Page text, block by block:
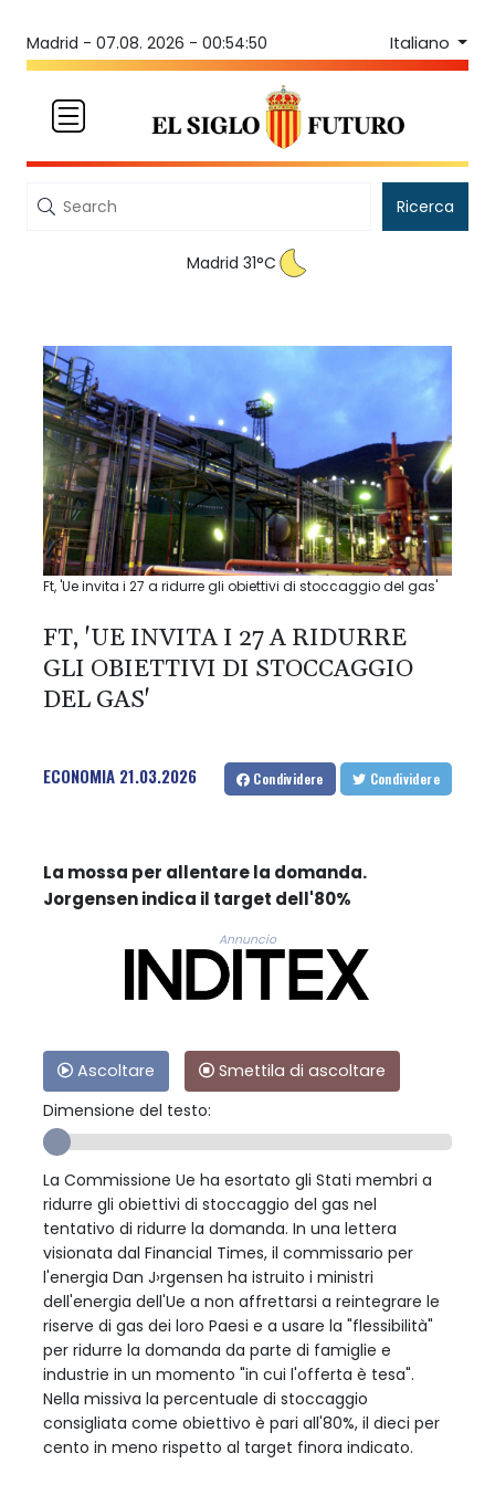
Madrid - 07.08. 2026 - 00:54:50 Italiano
Ricerca
Madrid 31°C
Ft, 'Ue invita i 27 a ridurre gli obiettivi di stoccaggio del gas'
FT, 'UE INVITA I 27 A RIDURRE
GLI OBIETTIVI DI STOCCAGGIO
DEL GAS'
ECONOMIA 21.03.2026 Condividere Condividere
La mossa per allentare la domanda.
Jorgensen indica il target dell'80%
Annuncio
Ascoltare
Smettila di ascoltare
Dimensione del testo:
La Commissione Ue ha esortato gli Stati membri a
ridurre gli obiettivi di stoccaggio del gas nel
tentativo di ridurre la domanda. In una lettera
visionata dal Financial Times, il commissario per
l'energia Dan J›rgensen ha istruito i ministri
dell'energia dell'Ue a non affrettarsi a reintegrare le
riserve di gas dei loro Paesi e a usare la "flessibilità"
per ridurre la domanda da parte di famiglie e
industrie in un momento "in cui l'offerta è tesa".
Nella missiva la percentuale di stoccaggio
consigliata come obiettivo è pari all'80%, il dieci per
cento in meno rispetto al target finora indicato.